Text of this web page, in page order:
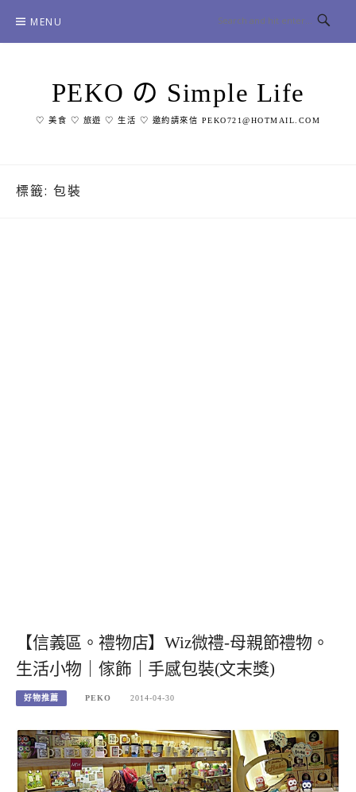
content
MENU
PEKO の Simple Life
♡ 美食 ♡ 旅遊 ♡ 生活 ♡ 邀約請來信 PEKO721@HOTMAIL.COM
標籤: 包裝
【信義區。禮物店】Wiz微禮-母親節禮物。
生活小物｜傢飾｜手感包裝(文末獎)
好物推薦 PEKO 2014-04-30